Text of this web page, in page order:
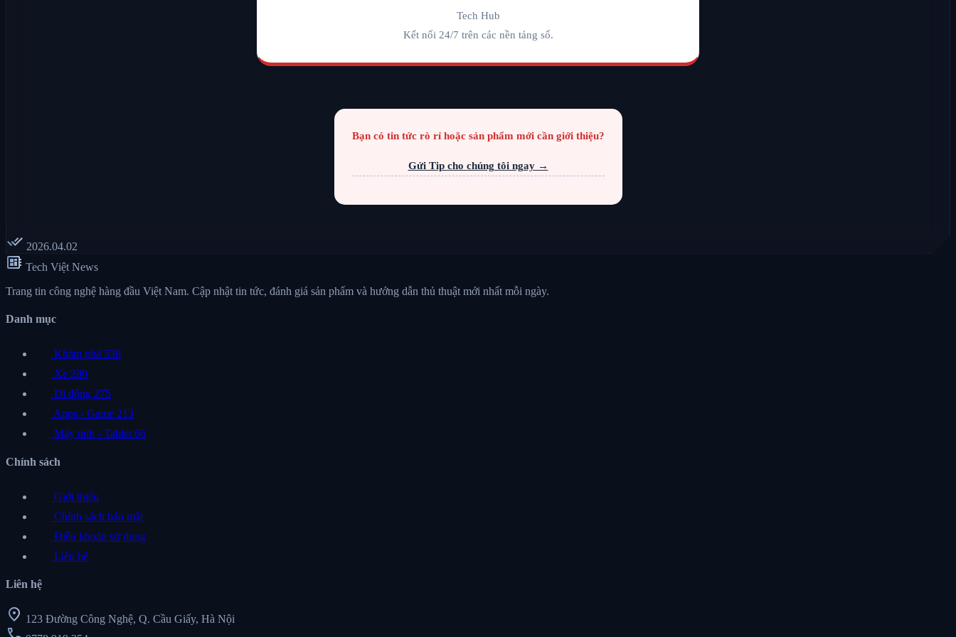
Tech Hub
Kết nối 24/7 trên các nền tảng số.
Bạn có tin tức rò rỉ hoặc sản phẩm mới cần giới thiệu?
Gửi Tip cho chúng tôi ngay →
done_all 2026.04.02
developer_board Tech Việt News
Trang tin công nghệ hàng đầu Việt Nam. Cập nhật tin tức, đánh giá sản phẩm và hướng dẫn thủ thuật mới nhất mỗi ngày.
Danh mục
Khám phá 538
Xe 280
Di động 275
Apps - Game 213
Máy tính - Tablet 66
Chính sách
Giới thiệu
Chính sách bảo mật
Điều khoản sử dụng
Liên hệ
Liên hệ
location_on 123 Đường Công Nghệ, Q. Cầu Giấy, Hà Nội